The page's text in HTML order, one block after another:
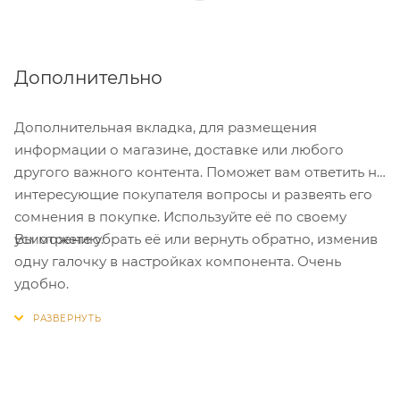
Дополнительно
Дополнительная вкладка, для размещения
информации о магазине, доставке или любого
другого важного контента. Поможет вам ответить на
интересующие покупателя вопросы и развеять его
сомнения в покупке. Используйте её по своему
усмотрению.
Вы можете убрать её или вернуть обратно, изменив
одну галочку в настройках компонента. Очень
удобно.